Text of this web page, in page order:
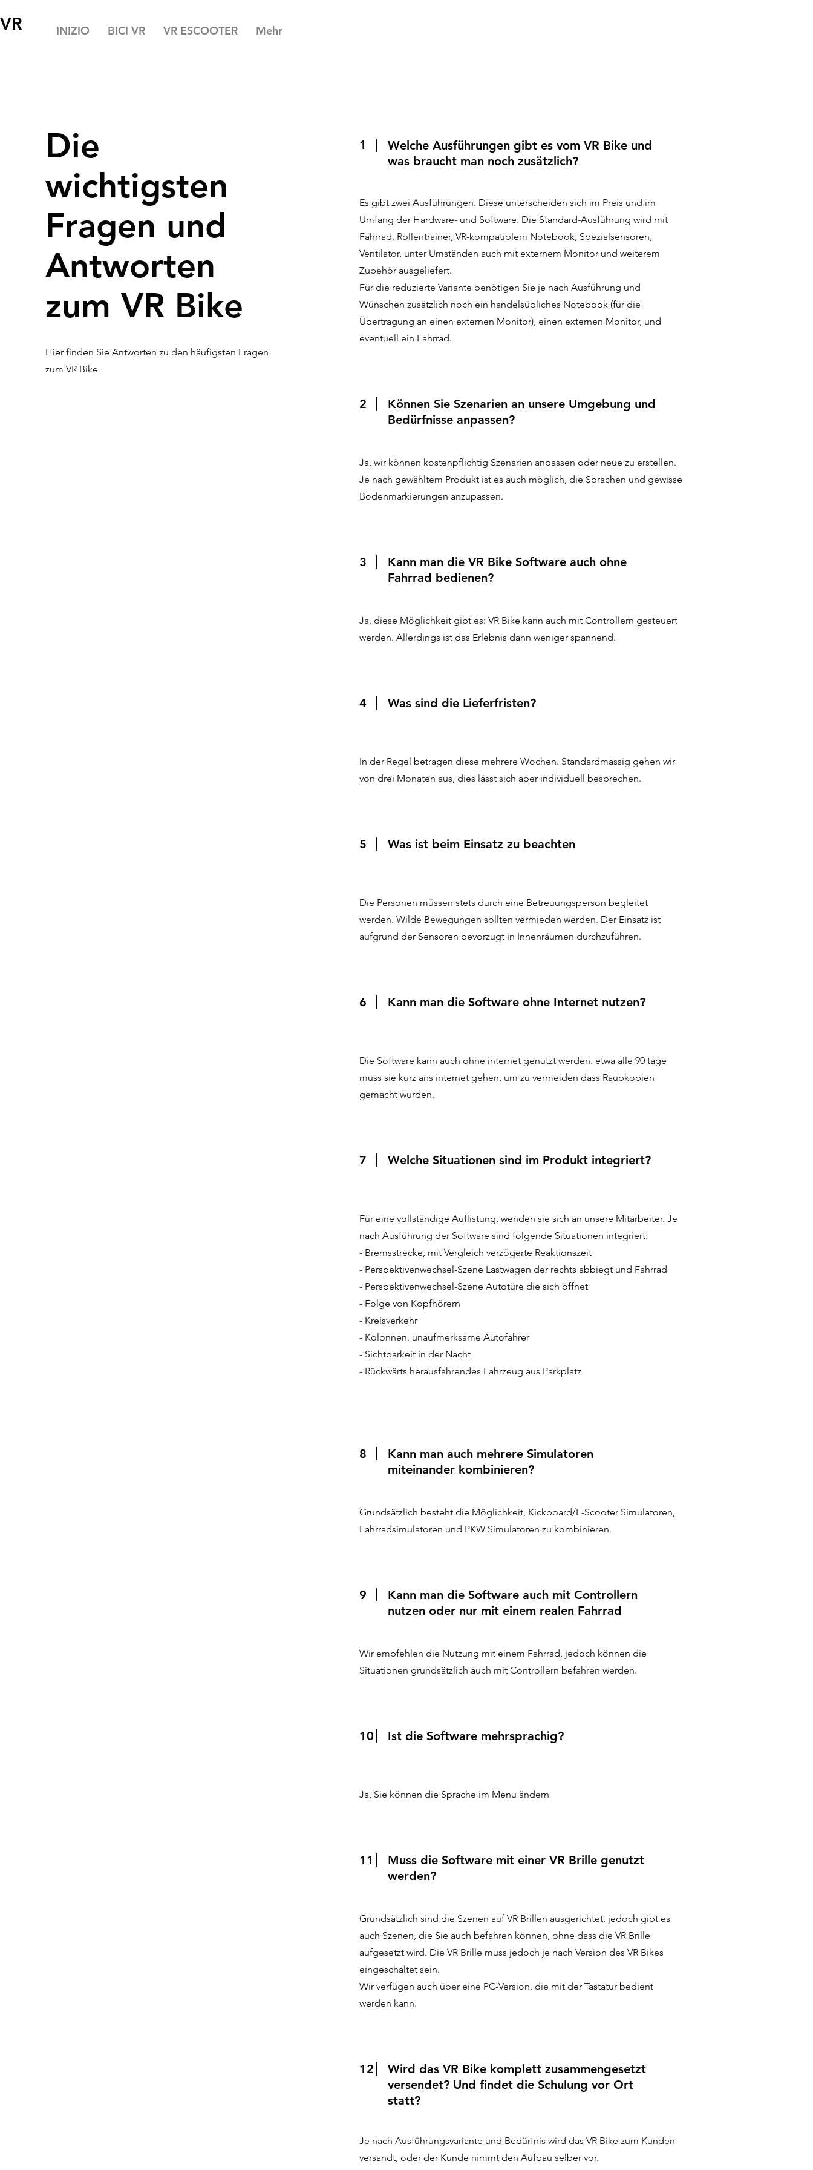
INIZIO BICI VR VR ESCOOTER Mehr
Die
wichtigsten
Fragen und
Antworten
zum VR Bike
Hier finden Sie Antworten zu den häufigsten Fragen
zum VR Bike
1
Welche Ausführungen gibt es vom VR Bike und
was braucht man noch zusätzlich?
Es gibt zwei Ausführungen. Diese unterscheiden sich im Preis und im
Umfang der Hardware- und Software. Die Standard-Ausführung wird mit
Fahrrad, Rollentrainer, VR-kompatiblem Notebook, Spezialsensoren,
Ventilator, unter Umständen auch mit externem Monitor und weiterem
Zubehör ausgeliefert.
Für die reduzierte Variante benötigen Sie je nach Ausführung und
Wünschen zusätzlich noch ein handelsübliches Notebook (für die
Übertragung an einen externen Monitor), einen externen Monitor, und
eventuell ein Fahrrad.
2
Können Sie Szenarien an unsere Umgebung und
Bedürfnisse anpassen?
Ja, wir können kostenpflichtig Szenarien anpassen oder neue zu erstellen.
Je nach gewähltem Produkt ist es auch möglich, die Sprachen und gewisse
Bodenmarkierungen anzupassen.
3
Kann man die VR Bike Software auch ohne
Fahrrad bedienen?
Ja, diese Möglichkeit gibt es: VR Bike kann auch mit Controllern gesteuert
werden. Allerdings ist das Erlebnis dann weniger spannend.
4 Was sind die Lieferfristen?
In der Regel betragen diese mehrere Wochen. Standardmässig gehen wir
von drei Monaten aus, dies lässt sich aber individuell besprechen.
5 Was ist beim Einsatz zu beachten
Die Personen müssen stets durch eine Betreuungsperson begleitet
werden. Wilde Bewegungen sollten vermieden werden. Der Einsatz ist
aufgrund der Sensoren bevorzugt in Innenräumen durchzuführen.
6 Kann man die Software ohne Internet nutzen?
Die Software kann auch ohne internet genutzt werden. etwa alle 90 tage
muss sie kurz ans internet gehen, um zu vermeiden dass Raubkopien
gemacht wurden.
7 Welche Situationen sind im Produkt integriert?
Für eine vollständige Auflistung, wenden sie sich an unsere Mitarbeiter. Je
nach Ausführung der Software sind folgende Situationen integriert:
- Bremsstrecke, mit Vergleich verzögerte Reaktionszeit
- Perspektivenwechsel-Szene Lastwagen der rechts abbiegt und Fahrrad
- Perspektivenwechsel-Szene Autotüre die sich öffnet
- Folge von Kopfhörern
- Kreisverkehr
- Kolonnen, unaufmerksame Autofahrer
- Sichtbarkeit in der Nacht
- Rückwärts herausfahrendes Fahrzeug aus Parkplatz
8
Kann man auch mehrere Simulatoren
miteinander kombinieren?
Grundsätzlich besteht die Möglichkeit, Kickboard/E-Scooter Simulatoren,
Fahrradsimulatoren und PKW Simulatoren zu kombinieren.
9
Kann man die Software auch mit Controllern
nutzen oder nur mit einem realen Fahrrad
Wir empfehlen die Nutzung mit einem Fahrrad, jedoch können die
Situationen grundsätzlich auch mit Controllern befahren werden.
10 Ist die Software mehrsprachig?
Ja, Sie können die Sprache im Menu ändern
11
Muss die Software mit einer VR Brille genutzt
werden?
Grundsätzlich sind die Szenen auf VR Brillen ausgerichtet, jedoch gibt es
auch Szenen, die Sie auch befahren können, ohne dass die VR Brille
aufgesetzt wird. Die VR Brille muss jedoch je nach Version des VR Bikes
eingeschaltet sein.
Wir verfügen auch über eine PC-Version, die mit der Tastatur bedient
werden kann.
12
Wird das VR Bike komplett zusammengesetzt
versendet? Und findet die Schulung vor Ort
statt?
Je nach Ausführungsvariante und Bedürfnis wird das VR Bike zum Kunden
versandt, oder der Kunde nimmt den Aufbau selber vor.